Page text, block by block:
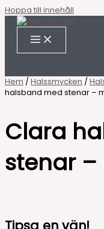
Hoppa till innehåll
Hem / Halssmycken /
halsband med stenar –
Clara
stenar